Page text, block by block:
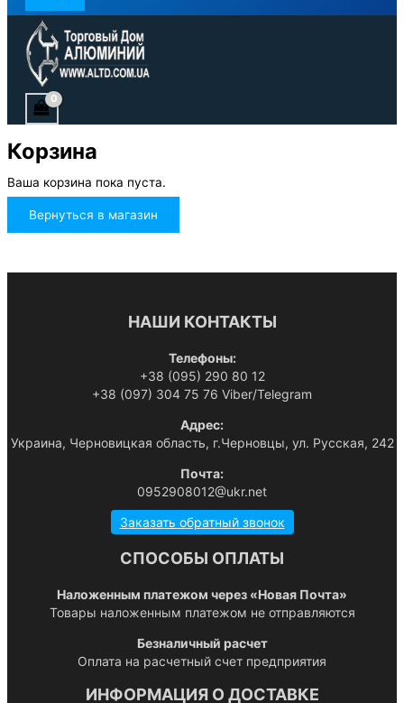
Корзина
Ваша корзина пока пуста.
Вернуться в магазин
НАШИ КОНТАКТЫ
Телефоны:
+38 (095) 290 80 12
+38 (097) 304 75 76 Viber/Telegram
Адрес:
Украина, Черновицкая область, г.Черновцы, ул. Русская, 242
Почта:
0952908012@ukr.net
Заказать обратный звонок
СПОСОБЫ ОПЛАТЫ
Наложенным платежом через «Новая Почта»
Товары наложенным платежом не отправляются
Безналичный расчет
Оплата на расчетный счет предприятия
ИНФОРМАЦИЯ О ДОСТАВКЕ